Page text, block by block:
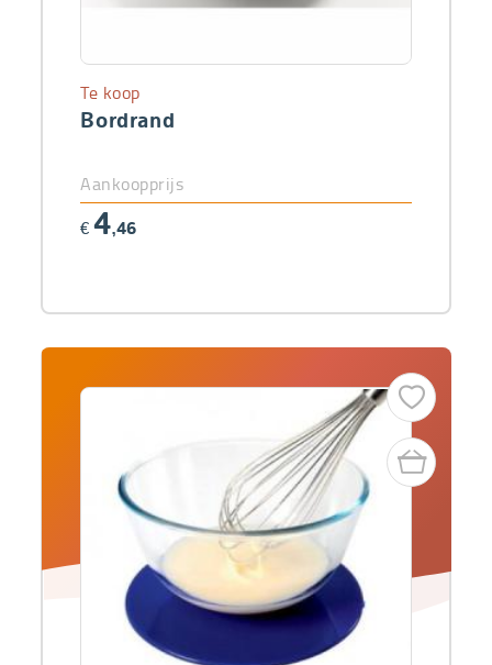
Bordrand
Te koop
Aankoopprijs
€ 4,46